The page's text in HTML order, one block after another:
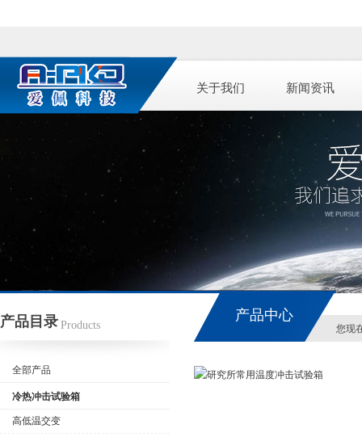
关于我们 新闻资讯
产品目录 Products
全部产品
冷热冲击试验箱
高低温交变
产品中心
您现